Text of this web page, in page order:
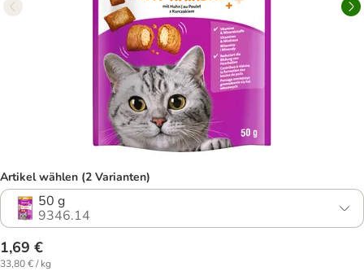
Artikel wählen (2 Varianten)
50 g
9346.14
1,69 €
33,80 € / kg